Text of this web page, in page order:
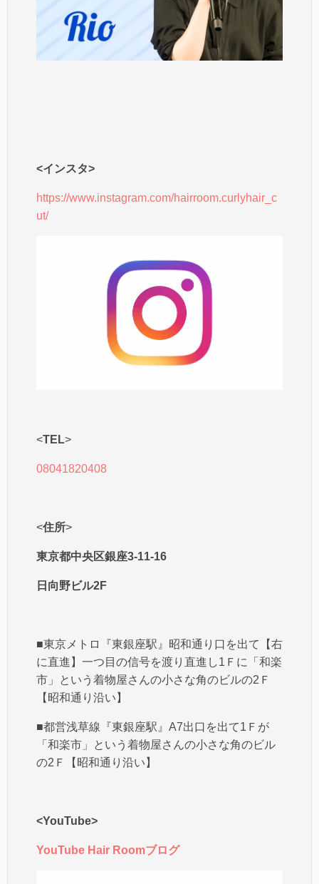
<インスタ>
https://www.instagram.com/hairroom.curlyhair_c
ut/
<TEL>
08041820408
<住所>
東京都中央区銀座3-11-16
日向野ビル2F
■東京メトロ『東銀座駅』昭和通り口を出て【右
に直進】一つ目の信号を渡り直進し1Ｆに「和楽
市」という着物屋さんの小さな角のビルの2Ｆ
【昭和通り沿い】
■都営浅草線『東銀座駅』A7出口を出て1Ｆが
「和楽市」という着物屋さんの小さな角のビル
の2Ｆ【昭和通り沿い】
<YouTube>
YouTube Hair Roomブログ